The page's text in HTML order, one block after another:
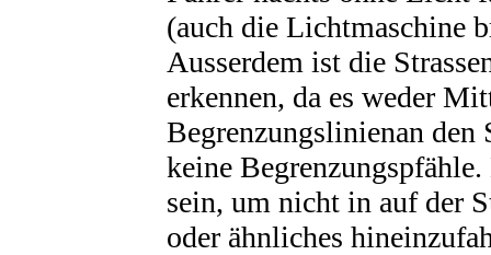
(auch die Lichtmaschine
Ausserdem ist die
erkennen, da es weder
Begrenzungslinienan den
keine
sein, um nicht in auf der
oder ähnliches